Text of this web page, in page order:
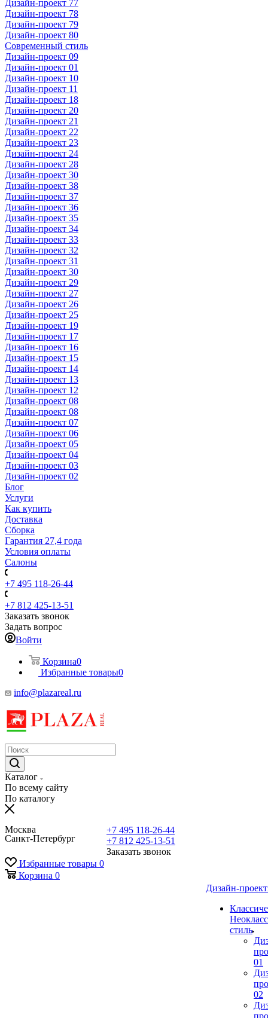
Дизайн-проект 77
Дизайн-проект 78
Дизайн-проект 79
Дизайн-проект 80
Современный стиль
Дизайн-проект 09
Дизайн-проект 01
Дизайн-проект 10
Дизайн-проект 11
Дизайн-проект 18
Дизайн-проект 20
Дизайн-проект 21
Дизайн-проект 22
Дизайн-проект 23
Дизайн-проект 24
Дизайн-проект 28
Дизайн-проект 30
Дизайн-проект 38
Дизайн-проект 37
Дизайн-проект 36
Дизайн-проект 35
Дизайн-проект 34
Дизайн-проект 33
Дизайн-проект 32
Дизайн-проект 31
Дизайн-проект 30
Дизайн-проект 29
Дизайн-проект 27
Дизайн-проект 26
Дизайн-проект 25
Дизайн-проект 19
Дизайн-проект 17
Дизайн-проект 16
Дизайн-проект 15
Дизайн-проект 14
Дизайн-проект 13
Дизайн-проект 12
Дизайн-проект 08
Дизайн-проект 08
Дизайн-проект 07
Дизайн-проект 06
Дизайн-проект 05
Дизайн-проект 04
Дизайн-проект 03
Дизайн-проект 02
Блог
Услуги
Как купить
Доставка
Сборка
Гарантия 27,4 года
Условия оплаты
Салоны
+7 495 118-26-44
+7 812 425-13-51
Заказать звонок
Задать вопрос
Войти
Корзина0
Избранные товары0
info@plazareal.ru
Каталог
По всему сайту
По каталогу
Москва
Санкт-Петербург
+7 495 118-26-44
+7 812 425-13-51
Заказать звонок
Избранные товары 0
Корзина 0
Дизайн-
стиль
01
02